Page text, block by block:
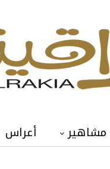
مشاهير أعراس